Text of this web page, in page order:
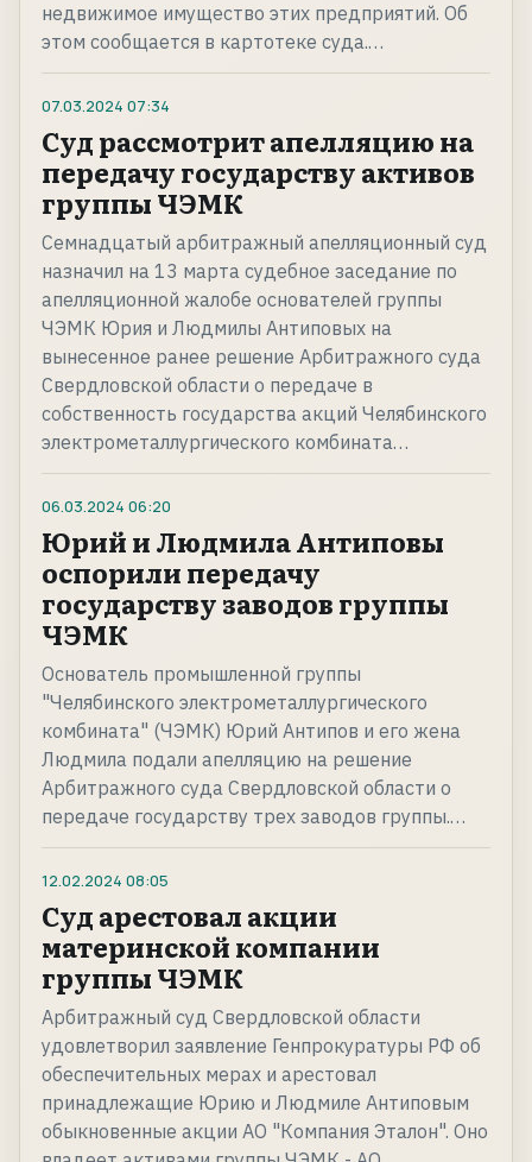
недвижимое имущество этих предприятий. Об
этом сообщается в картотеке суда.…
07.03.2024 07:34
Суд рассмотрит апелляцию на
передачу государству активов
группы ЧЭМК
Семнадцатый арбитражный апелляционный суд
назначил на 13 марта судебное заседание по
апелляционной жалобе основателей группы
ЧЭМК Юрия и Людмилы Антиповых на
вынесенное ранее решение Арбитражного суда
Свердловской области о передаче в
собственность государства акций Челябинского
электрометаллургического комбината…
06.03.2024 06:20
Юрий и Людмила Антиповы
оспорили передачу
государству заводов группы
ЧЭМК
Основатель промышленной группы
"Челябинского электрометаллургического
комбината" (ЧЭМК) Юрий Антипов и его жена
Людмила подали апелляцию на решение
Арбитражного суда Свердловской области о
передаче государству трех заводов группы.…
12.02.2024 08:05
Суд арестовал акции
материнской компании
группы ЧЭМК
Арбитражный суд Свердловской области
удовлетворил заявление Генпрокуратуры РФ об
обеспечительных мерах и арестовал
принадлежащие Юрию и Людмиле Антиповым
обыкновенные акции АО "Компания Эталон". Оно